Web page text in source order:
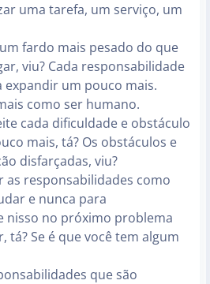
uma tarefa, um serviço, um
fardo mais pesado do que
viu? Cada responsabilidade
expandir um pouco mais.
como ser humano.
cada dificuldade e obstáculo
mais, tá? Os obstáculos e
disfarçadas, viu?
as responsabilidades como
e nunca para
nisso no próximo problema
tá? Se é que você tem algum
que são